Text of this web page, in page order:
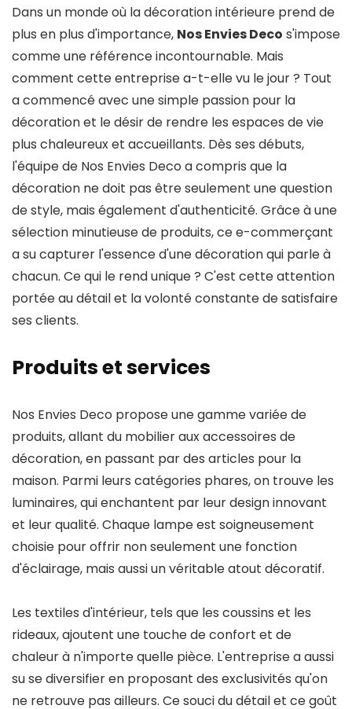
Dans un monde où la décoration intérieure prend de
plus en plus d'importance, Nos Envies Deco s'impose
comme une référence incontournable. Mais
comment cette entreprise a-t-elle vu le jour ? Tout
a commencé avec une simple passion pour la
décoration et le désir de rendre les espaces de vie
plus chaleureux et accueillants. Dès ses débuts,
l'équipe de Nos Envies Deco a compris que la
décoration ne doit pas être seulement une question
de style, mais également d'authenticité. Grâce à une
sélection minutieuse de produits, ce e-commerçant
a su capturer l'essence d'une décoration qui parle à
chacun. Ce qui le rend unique ? C'est cette attention
portée au détail et la volonté constante de satisfaire
ses clients.
Produits et services
Nos Envies Deco propose une gamme variée de
produits, allant du mobilier aux accessoires de
décoration, en passant par des articles pour la
maison. Parmi leurs catégories phares, on trouve les
luminaires, qui enchantent par leur design innovant
et leur qualité. Chaque lampe est soigneusement
choisie pour offrir non seulement une fonction
d'éclairage, mais aussi un véritable atout décoratif.
Les textiles d'intérieur, tels que les coussins et les
rideaux, ajoutent une touche de confort et de
chaleur à n'importe quelle pièce. L'entreprise a aussi
su se diversifier en proposant des exclusivités qu'on
ne retrouve pas ailleurs. Ce souci du détail et ce goût